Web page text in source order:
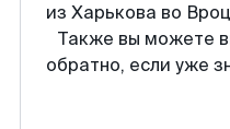
из Харькова во
Также вы можете
обратно, если уже